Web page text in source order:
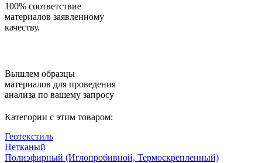
100% соответствие
материалов заявленному
качеству.
Вышлем образцы
материалов для проведения
анализа по вашему запросу
Категории с этим товаром:
Геотекстиль
Нетканый
Полиэфирный (Иглопробивной, Термоскрепленный)